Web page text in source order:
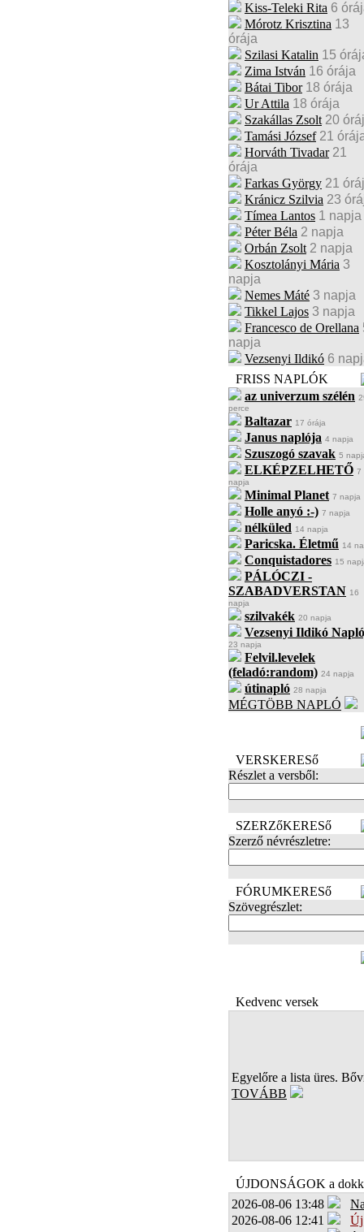
Kiss-Teleki Rita 6
Mórotz Krisztina 13
órája
Szilasi Katalin 15
Zima István 16 órája
Bátai Tibor 18 órája
Ur Attila 18 órája
Szakállas Zsolt 20
Tamási József 21
Horváth Tivadar 21
órája
Farkas György 21
Kránicz Szilvia 23
Tímea Lantos 1 napja
Péter Béla 2 napja
Orbán Zsolt 2 napja
Kosztolányi Mária 3
napja
Nemes Máté 3 napja
Tikkel Lajos 3 napja
Francesco de Orellana
napja
Vezsenyi Ildikó 6
FRISS NAPLÓK
az univerzum szélén
perce
Baltazar 17 órája
Janus naplója 4 napja
Szuszogó szavak 5
ELKÉPZELHETŐ 7
napja
Minimal Planet 7 napja
Holle anyó :-) 7 napja
nélküled 14 napja
Paricska. Életmű 14
Conquistadores 15
PÁLÓCZI -
SZABADVERSTAN 16
napja
szilvakék 20 napja
Vezsenyi Ildikó
23 napja
Felvil.levelek
(feladó:random) 24 napja
útinapló 28 napja
MÉGTÖBB NAPLÓ
VERSKERESő
Részlet a versből:
SZERZőKERESő
Szerző névrészletre:
FÓRUMKERESő
Szövegrészlet:
Kedvenc versek
Egyelőre a lista üres.
TOVÁBB
ÚJDONSÁGOK a
2026-08-06 13:48
2026-08-06 12:41
Új